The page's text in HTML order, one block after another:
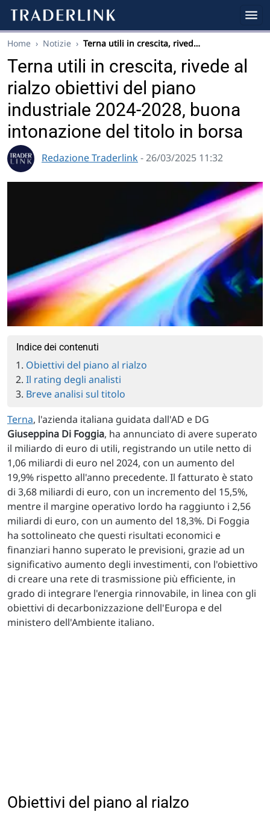
Home › Notizie › Terna utili in crescita, rived…
Terna utili in crescita, rivede al
rialzo obiettivi del piano
industriale 2024-2028, buona
intonazione del titolo in borsa
Redazione Traderlink - 26/03/2025 11:32
Indice dei contenuti
Obiettivi del piano al rialzo
Il rating degli analisti
Breve analisi sul titolo
Terna, l'azienda italiana guidata dall'AD e DG
Giuseppina Di Foggia, ha annunciato di avere superato
il miliardo di euro di utili, registrando un utile netto di
1,06 miliardi di euro nel 2024, con un aumento del
19,9% rispetto all'anno precedente. Il fatturato è stato
di 3,68 miliardi di euro, con un incremento del 15,5%,
mentre il margine operativo lordo ha raggiunto i 2,56
miliardi di euro, con un aumento del 18,3%. Di Foggia
ha sottolineato che questi risultati economici e
finanziari hanno superato le previsioni, grazie ad un
significativo aumento degli investimenti, con l'obiettivo
di creare una rete di trasmissione più efficiente, in
grado di integrare l'energia rinnovabile, in linea con gli
obiettivi di decarbonizzazione dell'Europa e del
ministero dell'Ambiente italiano.
Obiettivi del piano al rialzo